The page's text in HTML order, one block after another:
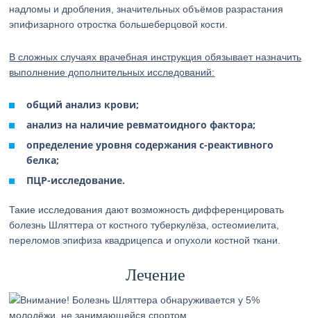
надломы и дробления, значительных объёмов разрастания
эпифизарного отростка большеберцовой кости.
В сложных случаях врачебная инструкция обязывает назначить
выполнение дополнительных исследований:
общий анализ крови;
анализ на наличие ревматоидного фактора;
определение уровня содержания с-реактивного
белка;
ПЦР-исследование.
Такие исследования дают возможность дифференцировать
болезнь Шляттера от костного туберкулёза, остеомиелита,
переломов эпифиза квадрицепса и опухоли костной ткани.
Лечение